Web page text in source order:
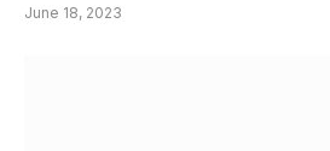
June 18, 2023